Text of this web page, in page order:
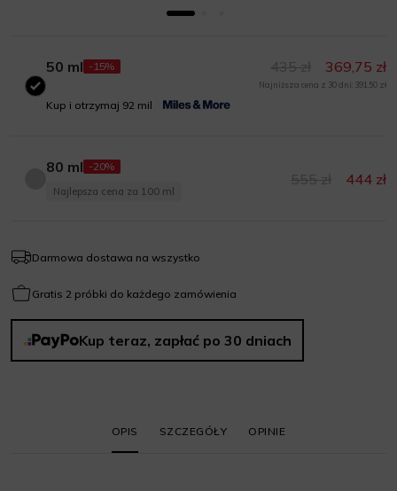
50 ml
50 ml -15%
Kup i otrzymaj 92 mil
369,75 zł
Najniższa cena z 30 dni: 391,50 zł
80 ml
80 ml -20%
Najlepsza cena za 100 ml
444 zł
Darmowa dostawa na wszystko
Gratis 2 próbki do każdego zamówienia
Kup teraz, zapłać po 30 dniach
OPIS SZCZEGÓŁY OPINIE